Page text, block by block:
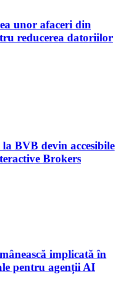
unor afaceri din
reducerea datoriilor
BVB devin accesibile
Brokers
implicată în
pentru agenții AI